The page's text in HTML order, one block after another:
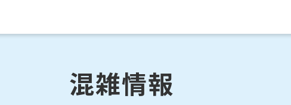
混雑情報